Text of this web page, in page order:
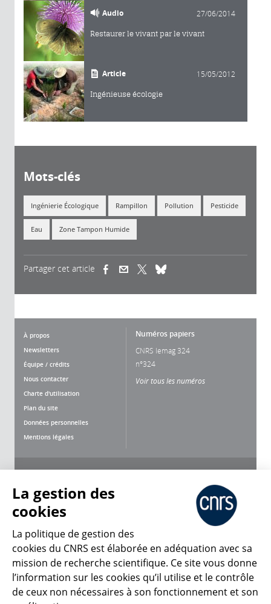
Audio 27/06/2014
Restaurer le vivant par le vivant
Article 15/05/2012
Ingénieuse écologie
Mots-clés
Ingénierie Écologique Rampillon Pollution Pesticide
Eau Zone Tampon Humide
Partager cet article (link is external)(link is external)
À propos
Newsletters
Équipe / crédits
Nous contacter
Charte d'utilisation
Plan du site
Données personnelles
Mentions légales
Numéros papiers
CNRS lemag 324
n°324
Voir tous les numéros
Nous suivre Partager
CNRS Le Mag
© 2026, CNRS
La gestion des
cookies
La politique de gestion des
cookies du CNRS est élaborée en adéquation avec sa
mission de recherche scientifique. Ce site vous donne
l’information sur les cookies qu’il utilise et le contrôle
de ceux non nécessaires à son fonctionnement et son